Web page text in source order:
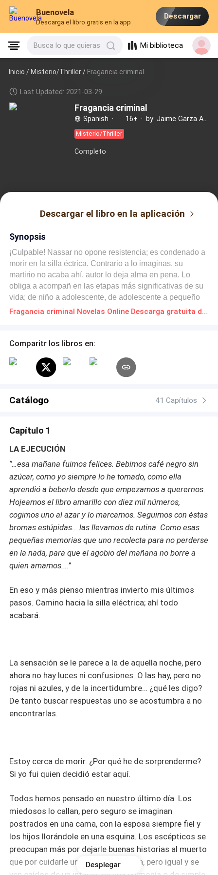
Buenovela
Descarga el libro gratis en la app
Descargar
Busca lo que quieras Mi biblioteca
Inicio /Misterio/Thriller/ Fragancia criminal
Last Updated: 2021-03-29
Fragancia criminal
Spanish · 16+ ·
Misterio/Thriller
Completo
Descargar el libro en la aplicación
Synopsis
¡Culpable! Nassar no opone resistencia; es condenado a
morir en la silla éctrica. Contrario a lo imaginas, su
martirio no acaba ahí. autor lo deja alma en pena. Lo
obliga a acompañ en las etapas más significativas de su
vida; de niño a adolescente, de adolescente a pequeño
adulto, y de pequeño adulto a ese último paso que no
novela donde nos demostrará que las apariencias
aciertan.
Fragancia criminal Novelas Online Descarga gratuita de PDF
Comparitr los libros en:
Catálogo 41 Capítulos
Capítulo 1
LA EJECUCIÓN
‘’…esa mañana fuimos felices. Bebimos café negro sin
azúcar, como yo siempre lo he tomado, como ella
aprendió a beberlo desde que empezamos a querernos.
Hojeamos el libro amarillo con diez mil números,
cogimos uno al azar y lo marcamos. Seguimos con éstas
bromas estúpidas… las llevamos de rutina. Como esas
pequeñas memorias que uno recolecta para no perderse
en la nada, para que el agobio del mañana no borre a
quien amamos.…’’
En eso y más pienso mientras invierto mis últimos
pasos. Camino hacia la silla eléctrica; ahí todo
acabará.
La sensación se le parece a la de aquella noche, pero
ahora no hay luces ni confusiones. O las hay, pero no
rojas ni azules, y de la incertidumbre… ¿qué les digo?
De tanto buscar respuestas uno se acostumbra a no
encontrarlas.
Estoy cerca de morir. ¿Por qué he de sorprenderme?
Si yo fui quien decidió estar aquí.
Todos hemos pensado en nuestro último día. Los
miedosos lo callan, pero seguro se imaginan
postrados en una cama, con la esposa siempre fiel y
los hijos llorándole en una esquina. Los escépticos se
preocupan más por dejarle buenas historias al muerto
que por cuidarle una sana despedida, pero igual y se
Desplegar